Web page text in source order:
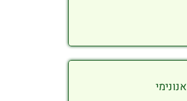
אנונימי